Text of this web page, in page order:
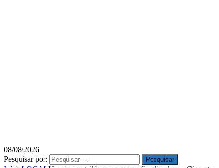
08/08/2026
Pesquisar por: